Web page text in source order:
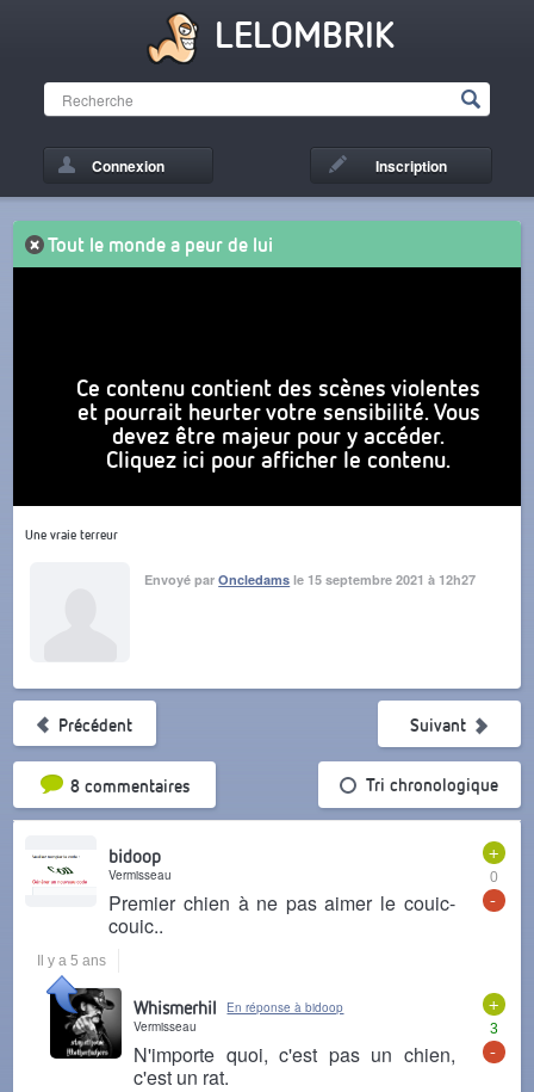
LELOMBRIK
Connexion Inscription
Tout le monde a peur de lui
Ce contenu contient des scènes violentes
et pourrait heurter votre sensibilité. Vous
devez être majeur pour y accéder.
Cliquez ici pour afficher le contenu.
Une vraie terreur
Envoyé parOncledams le 15 septembre 2021 à 12h27
Précédent
8 commentairesTri par popularité Tri chronologique
Suivant
+
0
-
bidoop
Vermisseau
Premier chien à ne pas aimer le couic-
couic..
Il y a 5 ans
+
3
-
Whismerhil
En réponse à bidoop
Vermisseau
N'importe quoi, c'est pas un chien,
c'est un rat.